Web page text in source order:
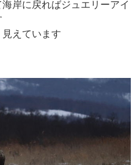
岸に戻ればジュエリーアイ
えています